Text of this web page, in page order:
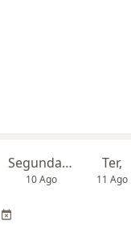
Segunda-feira
10 Ago
Ter,
11 Ago